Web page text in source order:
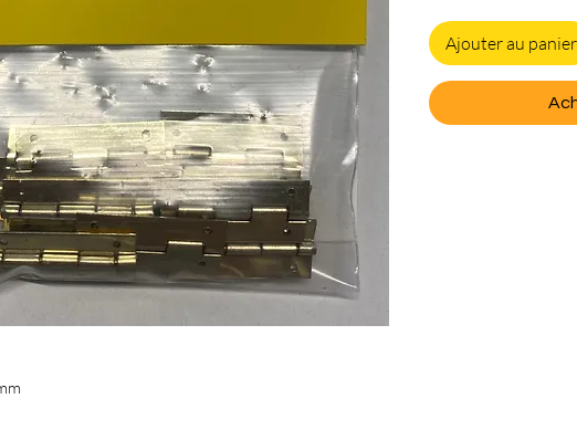
Ajouter au panier